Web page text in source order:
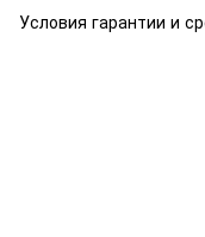
Условия гарантии и